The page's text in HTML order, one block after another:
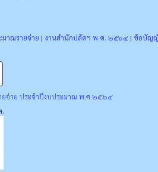
าณรายจ่าย | งานสำนักปลัดฯ พ.ศ. ๒๕๖๔ | ข้อบัญ
จ่าย ประจำปีงบประมาณ พ.ศ.๒๕๖๔